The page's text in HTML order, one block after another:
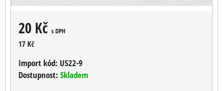
20 Kč s DPH
17 Kč
Import kód: US22-9
Dostupnost: Skladem